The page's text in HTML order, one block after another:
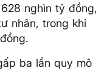
nghìn tỷ đồng,
nhân, trong khi
ba lần quy mô